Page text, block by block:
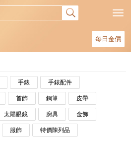
每日金價
手錶 手錶配件
首飾 鋼筆 皮帶
太陽眼鏡 廚具 金飾
服飾 特價陳列品